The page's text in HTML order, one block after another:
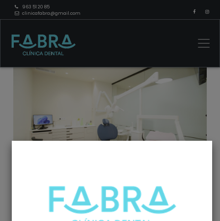
963 51 20 85
clinicafabra@gmail.com